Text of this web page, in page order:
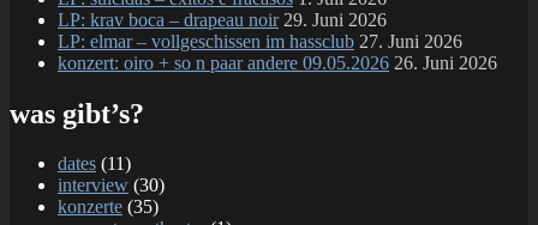
LP: krav boca – drapeau noir 29. Juni 2026
LP: elmar – vollgeschissen im hassclub 27. Juni 2026
konzert: oiro + so n paar andere 09.05.2026 26. Juni 2026
was gibt’s?
dates (11)
interview (30)
konzerte (35)